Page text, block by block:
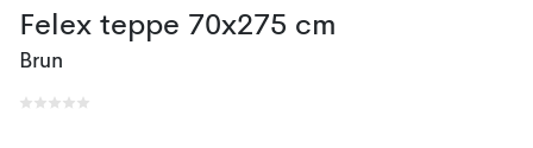
Felex teppe 70x275 cm
Brun